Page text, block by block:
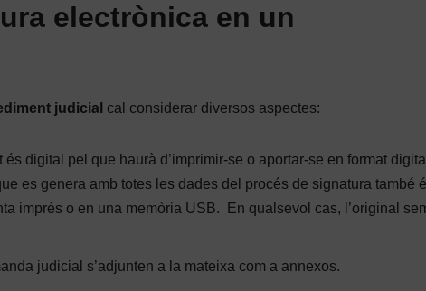
electrònica en un
judicial cal considerar diversos aspectes:
digital pel que haurà d’imprimir-se o aportar-se en format
es genera amb totes les dades del procés de signatura també
imprès o en una memòria USB. En qualsevol cas, l’original
judicial s’adjunten a la mateixa com a annexos.